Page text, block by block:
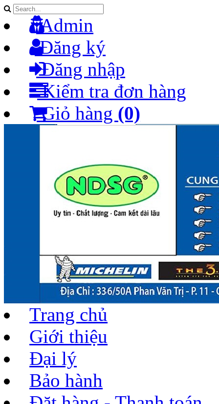
Admin
Đăng ký
Đăng nhập
Kiểm tra đơn hàng
Giỏ hàng (0)
Trang chủ
Giới thiệu
Đại lý
Bảo hành